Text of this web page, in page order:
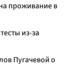
проживание в
из-за
Пугачевой о